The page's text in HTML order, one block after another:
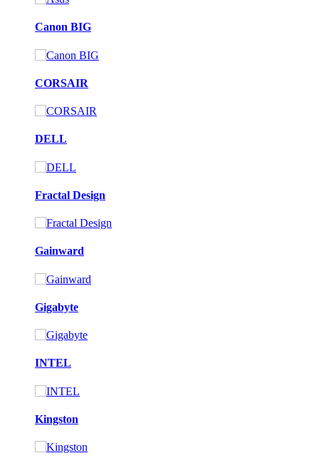
Canon BIG
CORSAIR
DELL
Fractal Design
Gainward
Gigabyte
INTEL
Kingston